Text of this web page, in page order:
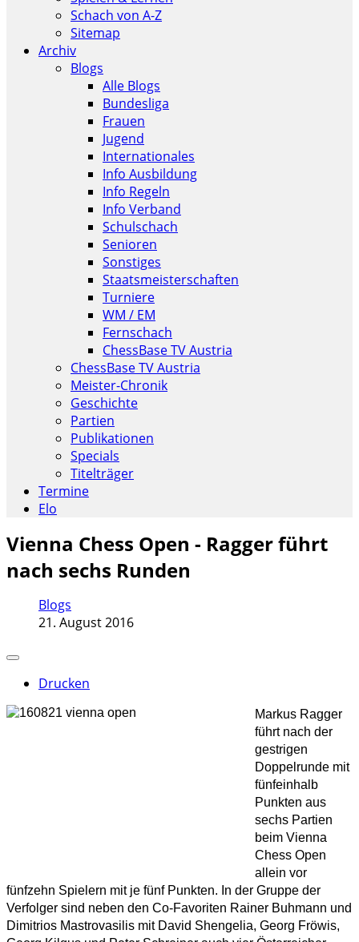
Schach von A-Z
Sitemap
Archiv
Blogs
Alle Blogs
Bundesliga
Frauen
Jugend
Internationales
Info Ausbildung
Info Regeln
Info Verband
Schulschach
Senioren
Sonstiges
Staatsmeisterschaften
Turniere
WM / EM
Fernschach
ChessBase TV Austria
ChessBase TV Austria
Meister-Chronik
Geschichte
Partien
Publikationen
Specials
Titelträger
Termine
Elo
Vienna Chess Open - Ragger führt
nach sechs Runden
Blogs
21. August 2016
Drucken
Markus Ragger
führt nach der
gestrigen
Doppelrunde mit
fünfeinhalb
Punkten aus
sechs Partien
beim Vienna
Chess Open
allein vor
fünfzehn Spielern mit je fünf Punkten. In der Gruppe der
Verfolger sind neben den Co-Favoriten Rainer Buhmann und
Dimitrios Mastrovasilis mit David Shengelia, Georg Fröwis,